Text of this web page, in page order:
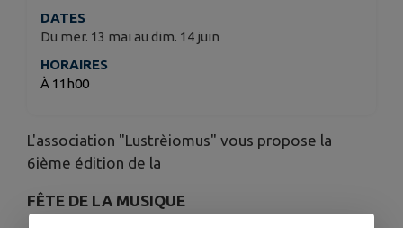
DATES
Du mer. 13 mai au dim. 14 juin
HORAIRES
À 11h00
L'association "Lustrèiomus" vous propose la
6ième édition de la
FÊTE DE LA MUSIQUE